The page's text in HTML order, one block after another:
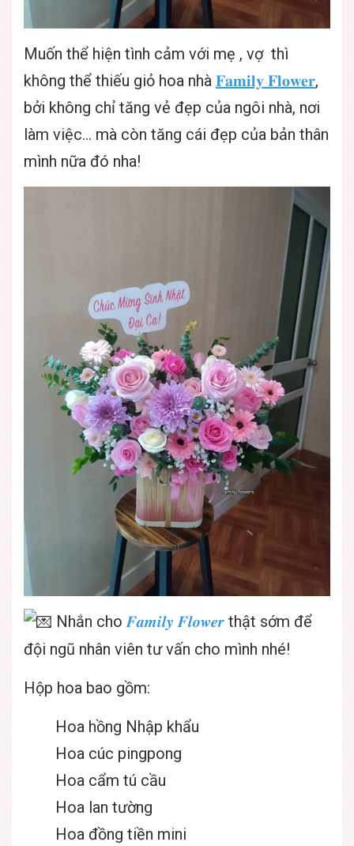
Muốn thể hiện tình cảm với mẹ , vợ thì
không thể thiếu giỏ hoa nhà 𝐅𝐚𝐦𝐢𝐥𝐲 𝐅𝐥𝐨𝐰𝐞𝐫,
bởi không chỉ tăng vẻ đẹp của ngôi nhà, nơi
làm việc... mà còn tăng cái đẹp của bản thân
mình nữa đó nha!
Nhắn cho 𝑭𝒂𝒎𝒊𝒍𝒚 𝑭𝒍𝒐𝒘𝒆𝒓 thật sớm để
đội ngũ nhân viên tư vấn cho mình nhé!
Hộp hoa bao gồm:
Hoa hồng Nhập khẩu
Hoa cúc pingpong
Hoa cẩm tú cầu
Hoa lan tường
Hoa đồng tiền mini